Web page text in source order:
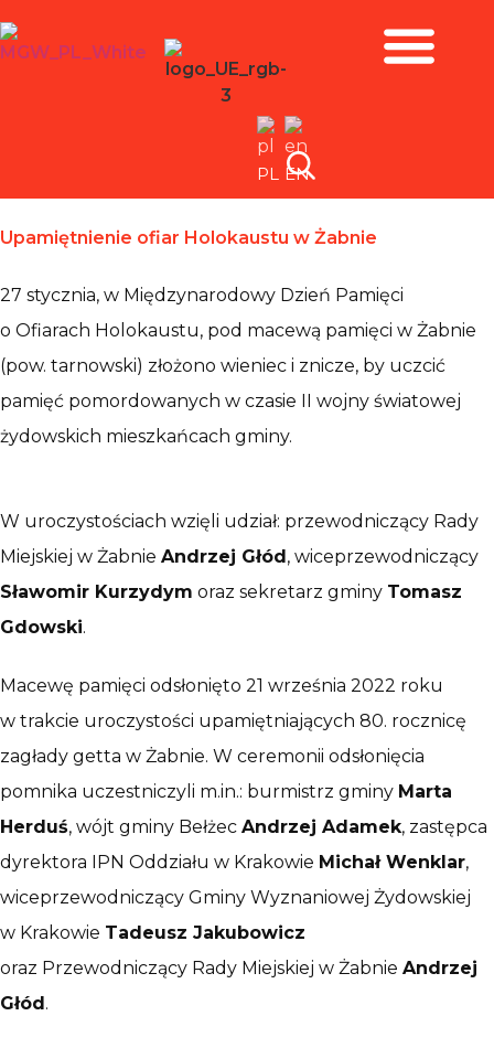
PL EN
Upamiętnienie ofiar Holokaustu w Żabnie
27 stycznia, w Międzynarodowy Dzień Pamięci
o Ofiarach Holokaustu, pod macewą pamięci w Żabnie
(pow. tarnowski) złożono wieniec i znicze, by uczcić
pamięć pomordowanych w czasie II wojny światowej
żydowskich mieszkańcach gminy.
W uroczystościach wzięli udział: przewodniczący Rady
Miejskiej w Żabnie Andrzej Głód, wiceprzewodniczący
Sławomir Kurzydym oraz sekretarz gminy Tomasz
Gdowski.
Macewę pamięci odsłonięto 21 września 2022 roku
w trakcie uroczystości upamiętniających 80. rocznicę
zagłady getta w Żabnie. W ceremonii odsłonięcia
pomnika uczestniczyli m.in.: burmistrz gminy Marta
Herduś, wójt gminy Bełżec Andrzej Adamek, zastępca
dyrektora IPN Oddziału w Krakowie Michał Wenklar,
wiceprzewodniczący Gminy Wyznaniowej Żydowskiej
w Krakowie Tadeusz Jakubowicz
oraz Przewodniczący Rady Miejskiej w Żabnie Andrzej
Głód.